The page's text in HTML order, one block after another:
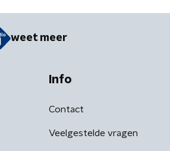
weet meer
Info
Contact
Veelgestelde vragen